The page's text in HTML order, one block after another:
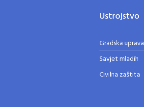
Ustrojstvo
Gradska uprava
Savjet mladih
Civilna zaštita